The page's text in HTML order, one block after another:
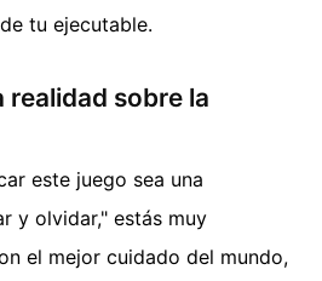
tu ejecutable.
sobre la
este juego sea una
y olvidar," estás muy
el mejor cuidado del mundo,